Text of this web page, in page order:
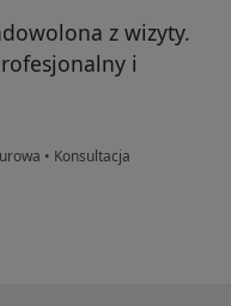
z wizyty.
i
• Konsultacja